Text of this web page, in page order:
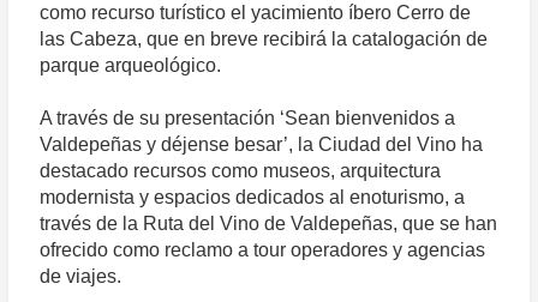
como recurso turístico el yacimiento íbero Cerro de
las Cabeza, que en breve recibirá la catalogación de
parque arqueológico.
A través de su presentación ‘Sean bienvenidos a
Valdepeñas y déjense besar’, la Ciudad del Vino ha
destacado recursos como museos, arquitectura
modernista y espacios dedicados al enoturismo, a
través de la Ruta del Vino de Valdepeñas, que se han
ofrecido como reclamo a tour operadores y agencias
de viajes.